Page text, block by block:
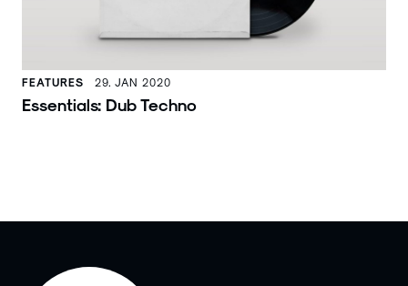
FEATURES 29. JAN 2020
Essentials: Dub Techno